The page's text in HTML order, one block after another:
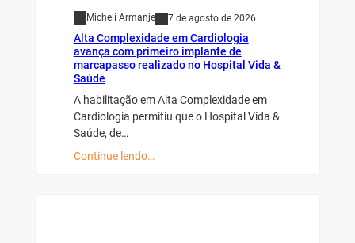
Micheli Armanje 7 de agosto de 2026
Alta Complexidade em Cardiologia
avança com primeiro implante de
marcapasso realizado no Hospital Vida &
Saúde
A habilitação em Alta Complexidade em
Cardiologia permitiu que o Hospital Vida &
Saúde, de…
Continue lendo…